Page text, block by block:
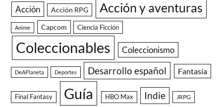
Acción Acción RPG Acción y aventuras
Anime Capcom Ciencia Ficción
Coleccionables Coleccionismo
DeAPlaneta Deportes Desarrollo español Fantasía
Final Fantasy Guía HBO Max Indie JRPG